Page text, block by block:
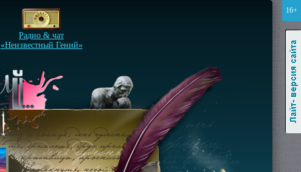
16+
Радио & чат
«Неизвестный Гений»